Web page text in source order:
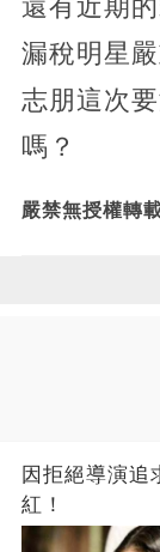
還有近期
漏稅明星
志朋這次
嗎？
嚴禁無授權轉
因拒絕導演追
紅！